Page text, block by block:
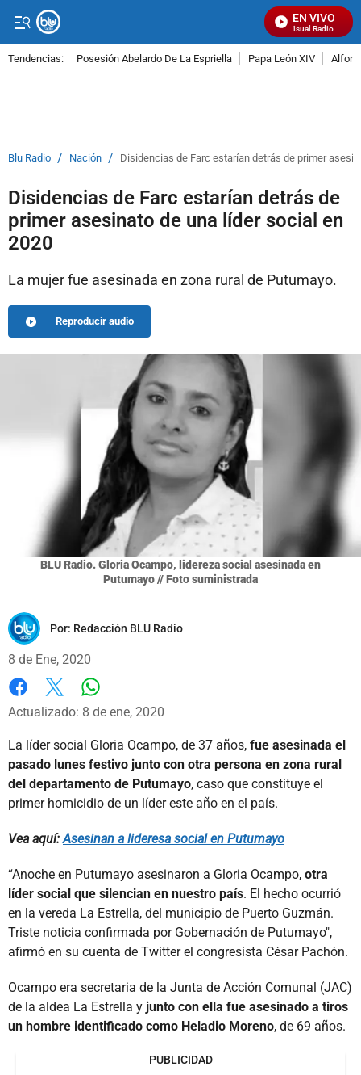
EN VIVO
Señal Visual Radio
Tendencias: Posesión Abelardo De La Espriella Papa León XIV
Blu Radio / Nación / Disidencias de Farc estarían detrás de primer
Disidencias de Farc estarían detrás de
primer asesinato de una líder social en
2020
La mujer fue asesinada en zona rural de Putumayo.
Reproducir audio
BLU Radio. Gloria Ocampo, lidereza social asesinada en
Putumayo // Foto suministrada
Por: Redacción BLU Radio
8 de Ene, 2020
Facebook
X
Actualizado: 8 de ene, 2020
La líder social Gloria Ocampo, de 37 años, fue asesinada el
pasado lunes festivo junto con otra persona en zona rural
del departamento de Putumayo, caso que constituye el
primer homicidio de un líder este año en el país.
Vea aquí:Asesinan a lideresa social en Putumayo
“Anoche en Putumayo asesinaron a Gloria Ocampo, otra
líder social que silencian en nuestro país. El hecho ocurrió
en la vereda La Estrella, del municipio de Puerto Guzmán.
Triste noticia confirmada por Gobernación de Putumayo",
afirmó en su cuenta de Twitter el congresista César Pachón.
Ocampo era secretaria de la Junta de Acción Comunal (JAC)
de la aldea La Estrella y junto con ella fue asesinado a tiros
un hombre identificado como Heladio Moreno, de 69 años.
PUBLICIDAD